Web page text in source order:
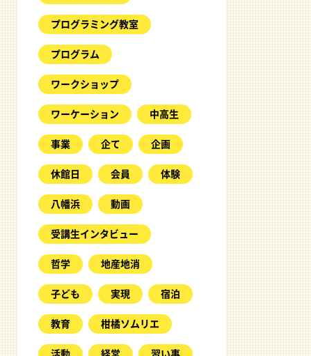
プログラミング教室
プログラム
ワークショップ
ワーケーション 中高生
事業 企て 企画
休館日 会員 体験
八幡浜 動画
受講生インタビュー
哲学 地産地消
子ども 実現 宿泊
教育 柑橘ソムリエ
活動 経営 習い事